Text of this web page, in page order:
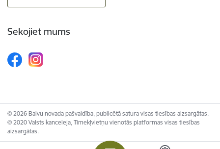
Sekojiet mums
© 2026 Balvu novada pašvaldība, publicētā satura visas tiesības aizsargātas.
© 2020 Valsts kanceleja, Tīmekļvietņu vienotās platformas visas tiesības
aizsargātas.